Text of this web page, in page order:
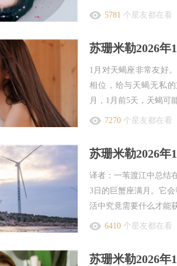
5781 个星友都在看
苏珊米勒2026年
1月对天蝎座非常友好
相位，给与天蝎无私
月，1月前5天，天蝎可
7270 个星友都在看
苏珊米勒2026年
译者：一苇渡江中总结
3日的巨蟹座满月。它
活中究竟需要什么才能
6410 个星友都在看
苏珊米勒2026年